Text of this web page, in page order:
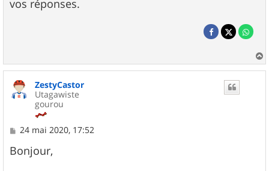
vos réponses.
a
ZestyCastor
Utagawiste
gourou
M
s
s
24 mai 2020, 17:52
Bonjour,